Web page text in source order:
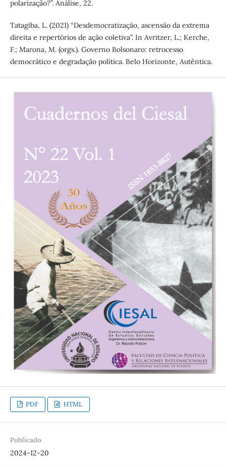
polarização?”. Análise, 22.
Tatagiba, L. (2021) “Desdemocratização, ascensão da extrema
direita e repertórios de ação coletiva”. In Avritzer, L.; Kerche,
F.; Marona, M. (orgs.). Governo Bolsonaro: retrocesso
democrático e degradação política. Belo Horizonte, Autêntica.
PDF HTML
Publicado
2024-12-20